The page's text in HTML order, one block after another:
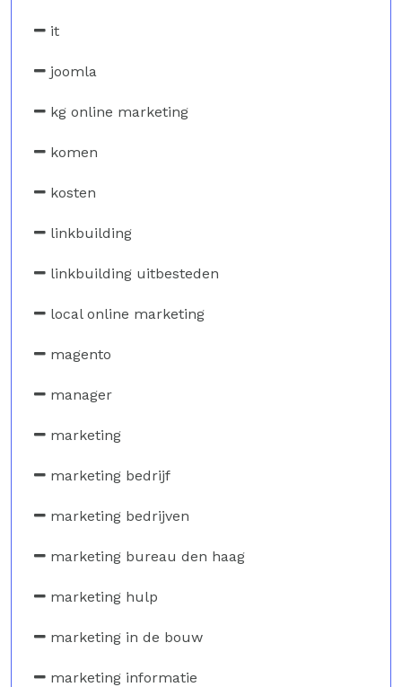
it
joomla
kg online marketing
komen
kosten
linkbuilding
linkbuilding uitbesteden
local online marketing
magento
manager
marketing
marketing bedrijf
marketing bedrijven
marketing bureau den haag
marketing hulp
marketing in de bouw
marketing informatie